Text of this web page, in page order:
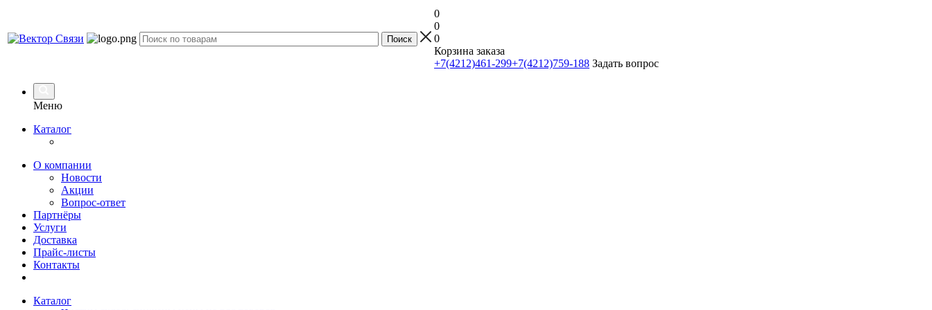
0
0
0
Корзина заказа
+7(4212)461-299+7(4212)759-188 Задать вопрос
Меню
Каталог
О компании
Новости
Акции
Вопрос-ответ
Партнёры
Услуги
Доставка
Прайс-листы
Контакты
Каталог